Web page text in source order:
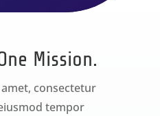
Mission.
consectetur
tempor